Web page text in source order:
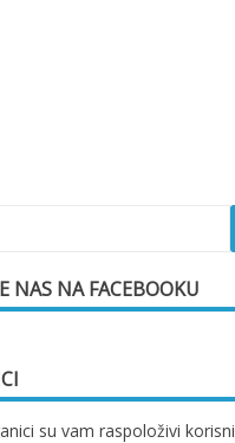
NAS NA FACEBOOKU
su vam raspoloživi korisni